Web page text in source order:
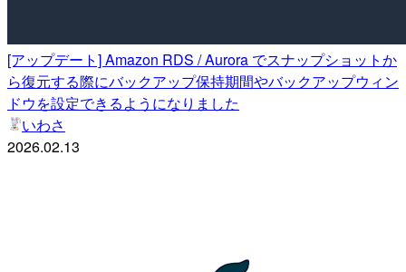
[アップデート] Amazon RDS / Aurora でスナップショットか
ら復元する際にバックアップ保持期間やバックアップウィン
ドウを設定できるようになりました
いわさ
2026.02.13